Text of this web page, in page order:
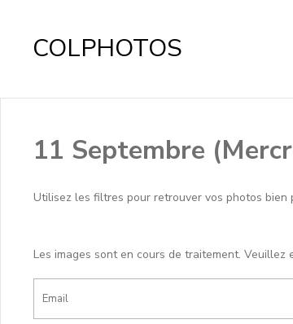
COLPHOTOS
11 Septembre
Utilisez les filtres pour retrouver vos photos bien
Les images sont en cours de traitement.